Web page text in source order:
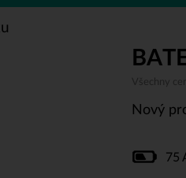
Všechny
Nový
75